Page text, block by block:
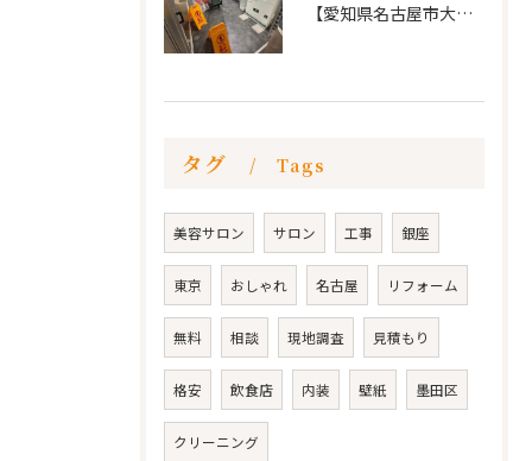
【愛知県名古屋市大須 カードショップ屋のリノベーション
タグ Tags
美容サロン サロン 工事 銀座
東京 おしゃれ 名古屋 リフォーム
無料 相談 現地調査 見積もり
格安 飲食店 内装 壁紙 墨田区
クリーニング